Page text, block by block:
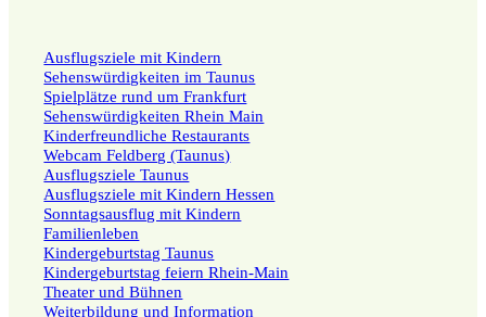
Ausflugsziele mit Kindern
Sehenswürdigkeiten im Taunus
Spielplätze rund um Frankfurt
Sehenswürdigkeiten Rhein Main
Kinderfreundliche Restaurants
Webcam Feldberg (Taunus)
Ausflugsziele Taunus
Ausflugsziele mit Kindern Hessen
Sonntagsausflug mit Kindern
Familienleben
Kindergeburtstag Taunus
Kindergeburtstag feiern Rhein-Main
Theater und Bühnen
Weiterbildung und Information